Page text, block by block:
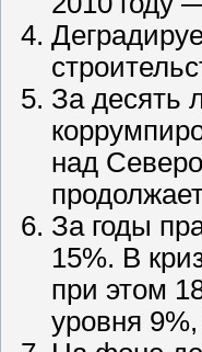
За десять
над
За годы
15%. В
при этом
уровня